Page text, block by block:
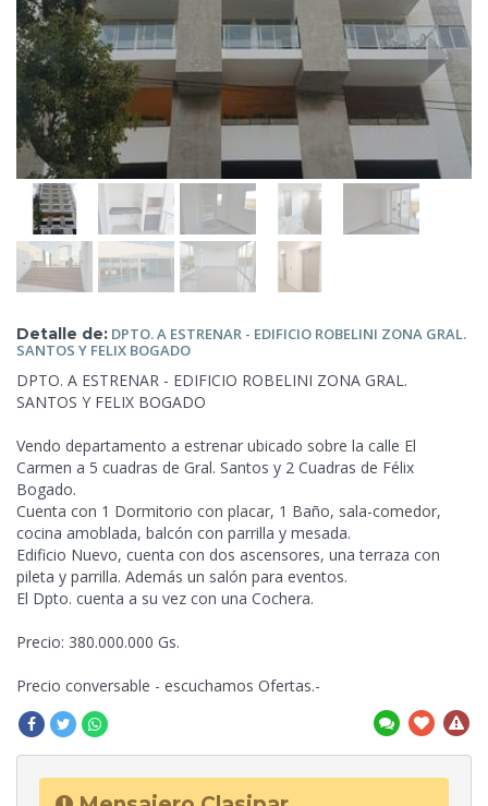
Detalle de: DPTO. A ESTRENAR - EDIFICIO ROBELINI ZONA GRAL.
SANTOS Y FELIX BOGADO
DPTO. A ESTRENAR - EDIFICIO ROBELINI ZONA GRAL.
SANTOS Y FELIX BOGADO
Vendo departamento a estrenar ubicado sobre la calle El
Carmen a 5 cuadras de Gral. Santos y 2 Cuadras de Félix
Bogado.
Cuenta con 1 Dormitorio con placar, 1 Baño, sala-comedor,
cocina amoblada, balcón con parrilla y mesada.
Edificio Nuevo, cuenta con dos ascensores, una terraza con
pileta y parrilla. Además un salón para eventos.
El Dpto. cuenta a su vez con una Cochera.
Precio: 380.000.000 Gs.
Precio conversable - escuchamos Ofertas.-